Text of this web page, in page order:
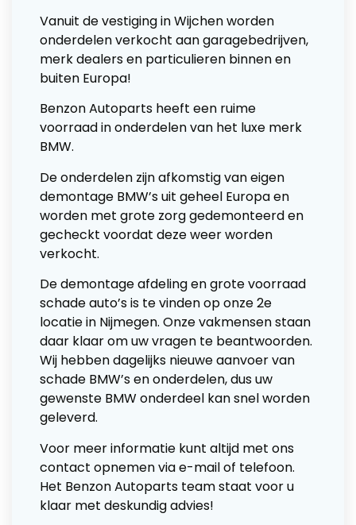
Vanuit de vestiging in Wijchen worden
onderdelen verkocht aan garagebedrijven,
merk dealers en particulieren binnen en
buiten Europa!
Benzon Autoparts heeft een ruime
voorraad in onderdelen van het luxe merk
BMW.
De onderdelen zijn afkomstig van eigen
demontage BMW’s uit geheel Europa en
worden met grote zorg gedemonteerd en
gecheckt voordat deze weer worden
verkocht.
De demontage afdeling en grote voorraad
schade auto’s is te vinden op onze 2e
locatie in Nijmegen. Onze vakmensen staan
daar klaar om uw vragen te beantwoorden.
Wij hebben dagelijks nieuwe aanvoer van
schade BMW’s en onderdelen, dus uw
gewenste BMW onderdeel kan snel worden
geleverd.
Voor meer informatie kunt altijd met ons
contact opnemen via e-mail of telefoon.
Het Benzon Autoparts team staat voor u
klaar met deskundig advies!